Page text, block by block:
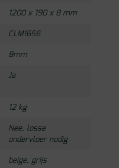
1200 x 190 x 8 mm
CLM1656
8mm
Ja
12 kg
Nee, losse
ondervloer nodig
beige,grijs